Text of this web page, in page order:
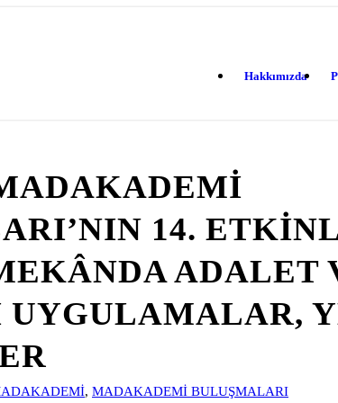
Hakkımızda
14.
ADALET
, MADAKADEMI BULUŞMALARI